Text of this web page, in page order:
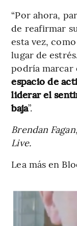
“Por ahora,
de reafirmar
esta vez,
lugar de
podría marcar
espacio de
liderar el
baja”.
Brendan
Live.
Lea más en